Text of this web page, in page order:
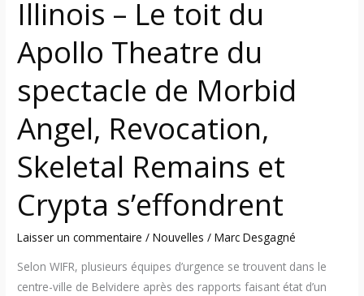
Illinois – Le toit du
Apollo Theatre du
spectacle de Morbid
Angel, Revocation,
Skeletal Remains et
Crypta s’effondrent
Laisser un commentaire /Nouvelles /Marc Desgagné
Selon WIFR, plusieurs équipes d’urgence se trouvent dans le
centre-ville de Belvidere après des rapports faisant état d’un
de
Morbid
Angel,
Revocation,
Skeletal
Remains
et
s’effondrent